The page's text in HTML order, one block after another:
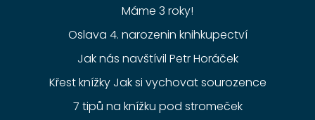
Máme 3 roky!
Oslava 4. narozenin knihkupectví
Jak nás navštívil Petr Horáček
Křest knížky Jak si vychovat sourozence
7 tipů na knížku pod stromeček